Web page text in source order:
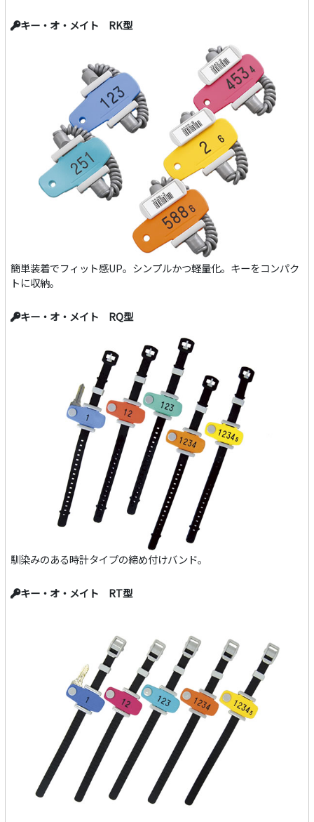
キー・オ・メイト RK型
簡単装着でフィット感UP。シンプルかつ軽量化。キーをコンパク
トに収納。
キー・オ・メイト RQ型
馴染みのある時計タイプの締め付けバンド。
キー・オ・メイト RT型